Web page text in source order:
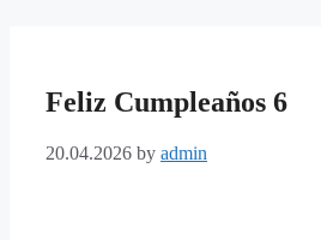
Feliz Cumpleaños 6
20.04.2026 by admin